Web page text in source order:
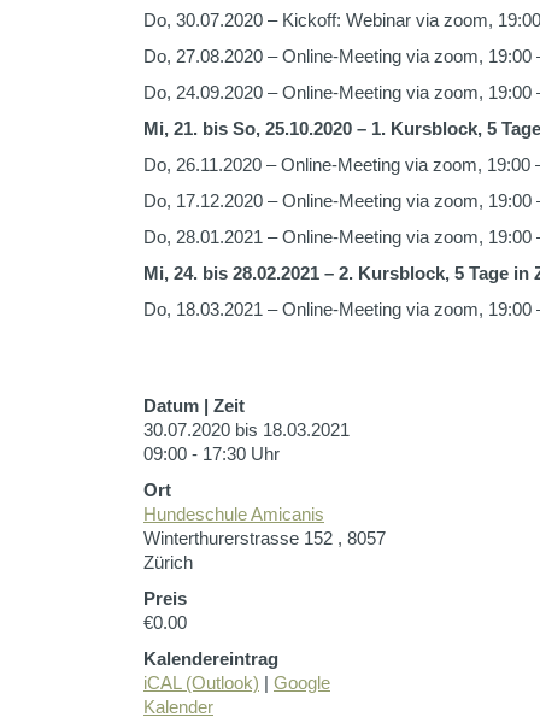
Do, 30.07.2020 – Kickoff: Webinar via zoom,
Do, 27.08.2020 – Online-Meeting via zoom, 19:00
Do, 24.09.2020 – Online-Meeting via zoom, 19:00
Mi, 21. bis So, 25.10.2020 – 1. Kursblock, 5
Do, 26.11.2020 – Online-Meeting via zoom, 19:00
Do, 17.12.2020 – Online-Meeting via zoom, 19:00
Do, 28.01.2021 – Online-Meeting via zoom, 19:00
Mi, 24. bis 28.02.2021 – 2. Kursblock, 5 Tage in
Do, 18.03.2021 – Online-Meeting via zoom, 19:00
Datum | Zeit
30.07.2020 bis 18.03.2021
09:00 - 17:30 Uhr
Ort
Hundeschule Amicanis
Winterthurerstrasse 152 , 8057
Zürich
Preis
€0.00
Kalendereintrag
iCAL (Outlook) | Google
Kalender